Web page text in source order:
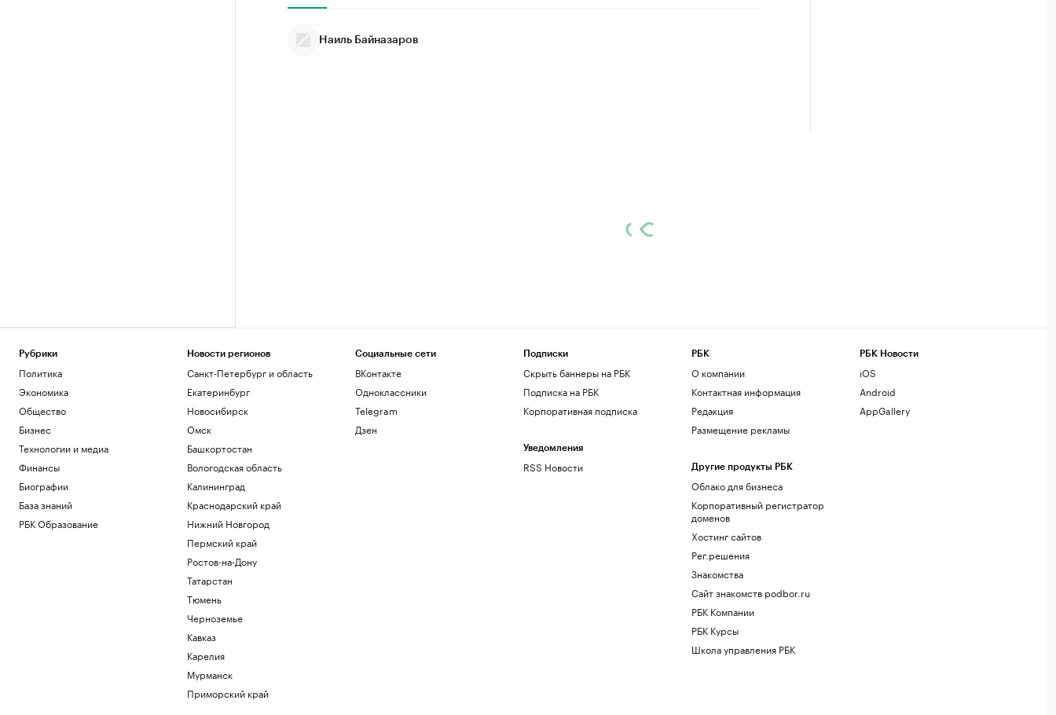
Наиль Байназаров
Рубрики
Политика
Экономика
Общество
Бизнес
Технологии и медиа
Финансы
Биографии
База знаний
РБК Образование
Новости регионов
Санкт-Петербург и область
Екатеринбург
Новосибирск
Омск
Башкортостан
Вологодская область
Калининград
Краснодарский край
Нижний Новгород
Пермский край
Ростов-на-Дону
Татарстан
Тюмень
Черноземье
Кавказ
Карелия
Мурманск
Приморский край
Социальные сети
ВКонтакте
Одноклассники
Telegram
Дзен
Подписки
Скрыть баннеры на РБК
Подписка на РБК
Корпоративная подписка
Уведомления
RSS Новости
РБК
О компании
Контактная информация
Редакция
Размещение рекламы
Другие продукты РБК
Облако для бизнеса
Корпоративный регистратор
доменов
Хостинг сайтов
Рег.решения
Знакомства
Сайт знакомств podbor.ru
РБК Компании
РБК Курсы
Школа управления РБК
РБК Новости
iOS
Android
AppGallery